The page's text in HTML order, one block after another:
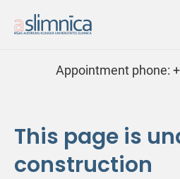
Appointment phone:
This page is
construction